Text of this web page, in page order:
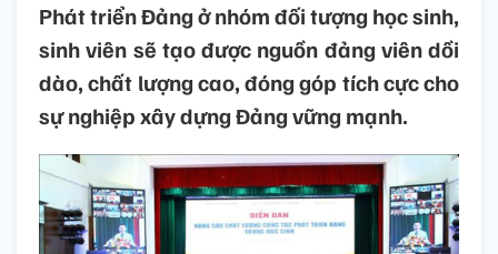
Phát triển Đảng ở nhóm đối tượng học sinh,
sinh viên sẽ tạo được nguồn đảng viên dồi
dào, chất lượng cao, đóng góp tích cực cho
sự nghiệp xây dựng Đảng vững mạnh.